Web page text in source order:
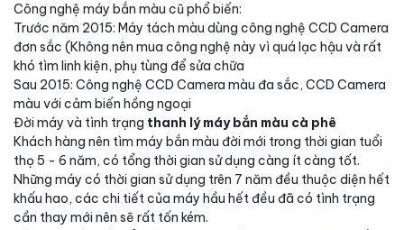
Công nghệ máy bắn màu cũ phổ biến:
Trước năm 2015: Máy tách màu dùng công nghệ CCD Camera
đơn sắc (Không nên mua công nghệ này vì quá lạc hậu và rất
khó tìm linh kiện, phụ tùng để sửa chữa
Sau 2015: Công nghệ CCD Camera màu đa sắc, CCD Camera
màu với cảm biến hồng ngoại
Đời máy và tình trạng thanh lý máy bắn màu cà phê
Khách hàng nên tìm máy bắn màu đời mới trong thời gian tuổi
thọ 5 - 6 năm, có tổng thời gian sử dụng càng ít càng tốt.
Những máy có thời gian sử dụng trên 7 năm đều thuộc diện hết
khấu hao, các chi tiết của máy hầu hết đều đã có tình trạng
cần thay mới nên sẽ rất tốn kém.